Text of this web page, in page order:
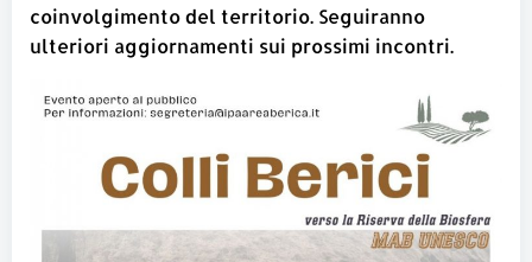
coinvolgimento del territorio. Seguiranno
ulteriori aggiornamenti sui prossimi incontri.